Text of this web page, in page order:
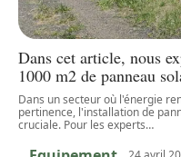
Dans cet article, nous
1000 m2 de panneau
Dans un secteur où l'énergie
pertinence, l'installation de
cruciale. Pour les experts…